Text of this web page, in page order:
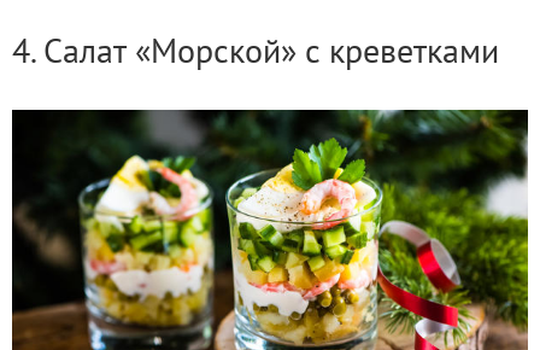
4. Салат «Морской» с креветками